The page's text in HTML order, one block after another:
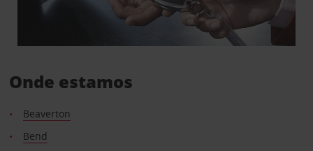
Onde estamos
Beaverton
Bend